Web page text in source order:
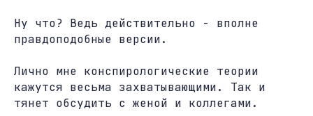
Ну что? Ведь действительно - вполне
правдоподобные версии.
Лично мне конспирологические теории
кажутся весьма захватывающими. Так и
тянет обсудить с женой и коллегами.